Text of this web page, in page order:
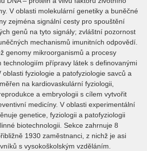
V oblasti molekulární genetiky a buněčné
zejména signální cesty pro spouštění
genů na tyto signály; zvláštní pozornost
mechanismů imunitních odpovědí.
genomy mikroorganismů a procesy
přípravy látek s definovanými
oblasti fyziologie a patofyziologie savců a
na kardiovaskulární fyziologii,
a embryologii s cílem vytvořit
medicíny. V oblasti experimentální
genetice, fyziologii a patofyziologii
biotechnologii. Sekce zahrnuje 8
1930 zaměstnanci, z nichž je asi
s vysokoškolským vzděláním.